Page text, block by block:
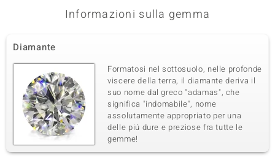
Informazioni sulla gemma
Diamante
Formatosi nel sottosuolo, nelle profonde
viscere della terra, il diamante deriva il
suo nome dal greco "adamas", che
significa "indomabile", nome
assolutamente appropriato per una
delle piú dure e preziose fra tutte le
gemme!